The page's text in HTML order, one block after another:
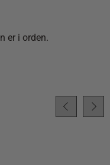
er i orden.